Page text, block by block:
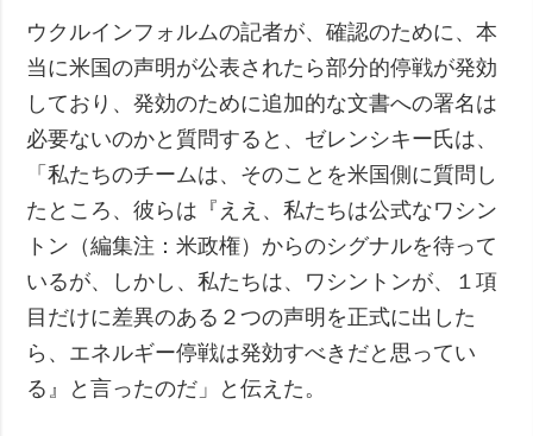
ウクルインフォルムの記者が、確認のために、本
当に米国の声明が公表されたら部分的停戦が発効
しており、発効のために追加的な文書への署名は
必要ないのかと質問すると、ゼレンシキー氏は、
「私たちのチームは、そのことを米国側に質問し
たところ、彼らは『ええ、私たちは公式なワシン
トン（編集注：米政権）からのシグナルを待って
いるが、しかし、私たちは、ワシントンが、１項
目だけに差異のある２つの声明を正式に出した
ら、エネルギー停戦は発効すべきだと思ってい
る』と言ったのだ」と伝えた。